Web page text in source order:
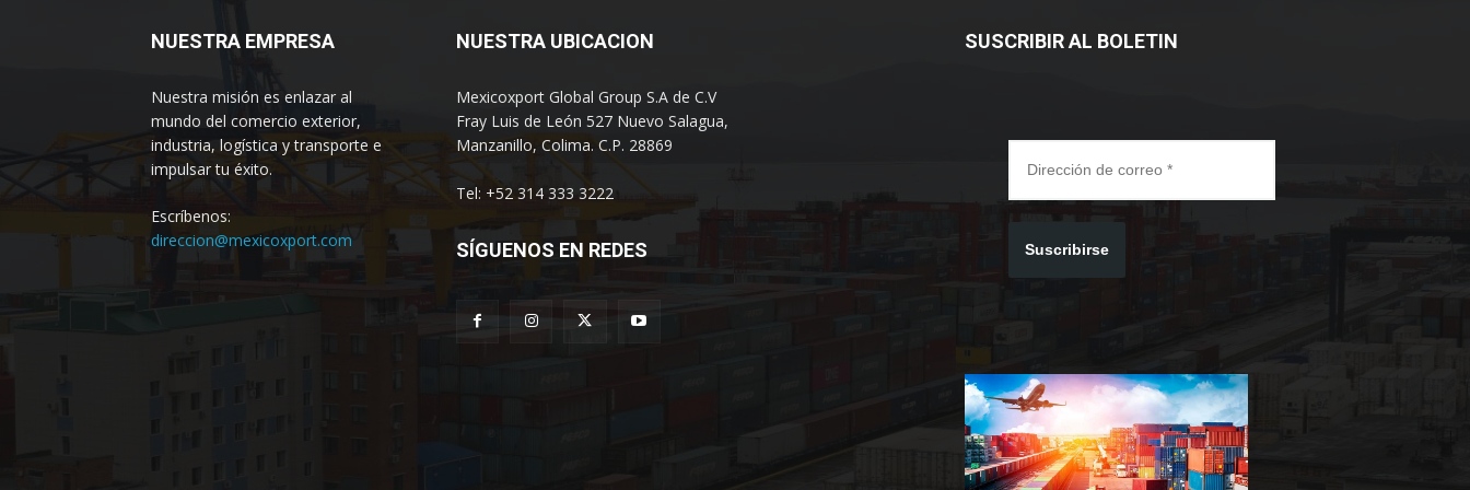
NUESTRA EMPRESA
Nuestra misión es enlazar al
mundo del comercio exterior,
industria, logística y transporte e
impulsar tu éxito.
Escríbenos:
direccion@mexicoxport.com
NUESTRA UBICACION
Mexicoxport Global Group S.A de C.V
Fray Luis de León 527 Nuevo Salagua,
Manzanillo, Colima. C.P. 28869
Tel: +52 314 333 3222
SÍGUENOS EN REDES
SUSCRIBIR AL BOLETIN
Suscribirse